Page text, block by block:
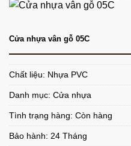
Cửa nhựa vân gỗ 05C
Chất liệu: Nhựa PVC
Danh mục: Cửa nhựa
Tình trạng hàng: Còn hàng
Bảo hành: 24 Tháng